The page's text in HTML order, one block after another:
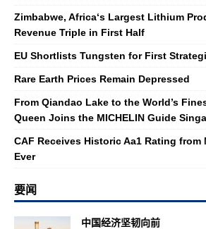
Zimbabwe, Africa‘s Largest Lithium
Revenue Triple in First Half
EU Shortlists Tungsten for First
Rare Earth Prices Remain Depressed
From Qiandao Lake to the World’s
Queen Joins the MICHELIN Guide
CAF Receives Historic Aa1 Rating from
Ever
要闻
中国经济坚韧向前